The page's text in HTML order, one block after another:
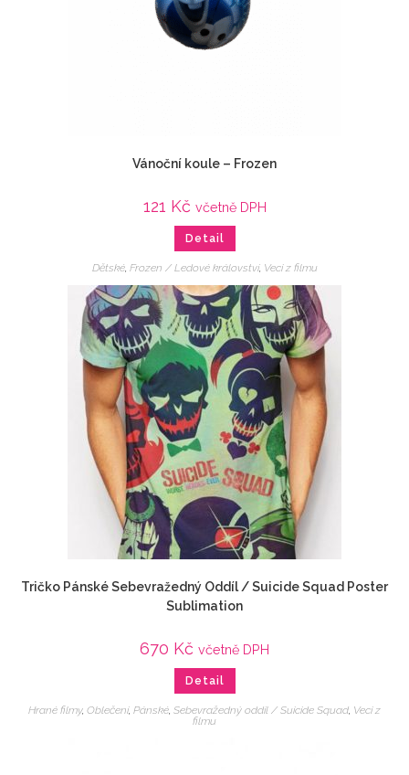
Vánoční koule – Frozen
121 Kč včetně DPH
Detail
Dětské, Frozen / Ledové království, Veci z filmu
Tričko Pánské Sebevražedný Oddíl / Suicide Squad Poster
Sublimation
670 Kč včetně DPH
Detail
Hrané filmy, Oblečení, Pánské Sebevražedný oddíl / Suicide Squad Veci z
filmu